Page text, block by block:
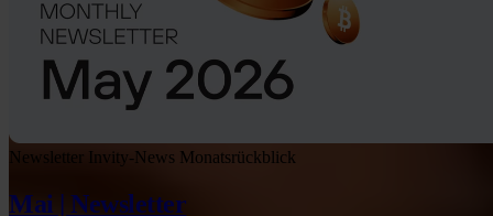
Newsletter Invity-News Monatsrückblick
Mai | Newsletter